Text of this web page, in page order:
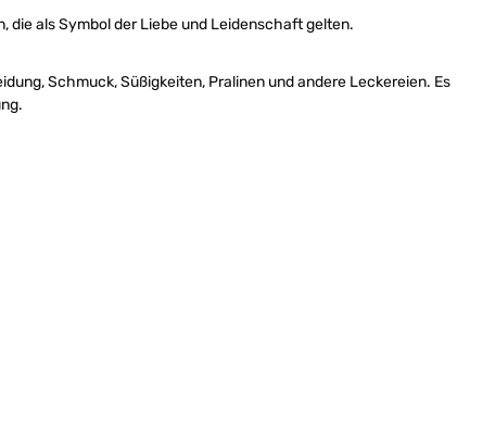
die als Symbol der Liebe und Leidenschaft gelten.
Schmuck, Süßigkeiten, Pralinen und andere Leckereien. Es